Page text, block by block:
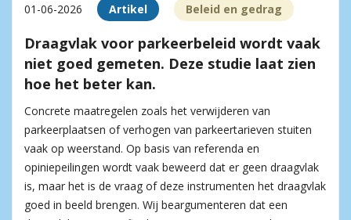
01-06-2026 Artikel Beleid en gedrag
Draagvlak voor parkeerbeleid wordt vaak
niet goed gemeten. Deze studie laat zien
hoe het beter kan.
Concrete maatregelen zoals het verwijderen van
parkeerplaatsen of verhogen van parkeertarieven stuiten
vaak op weerstand. Op basis van referenda en
opiniepeilingen wordt vaak beweerd dat er geen draagvlak
is, maar het is de vraag of deze instrumenten het draagvlak
goed in beeld brengen. Wij beargumenteren dat een